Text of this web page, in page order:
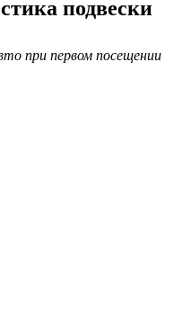
подвески
при первом посещении